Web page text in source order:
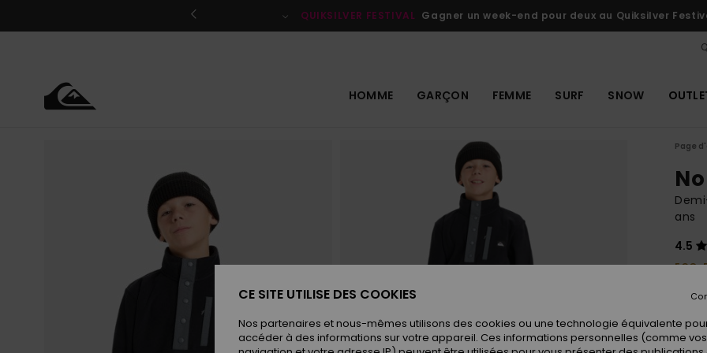
le
QUIKSILVER FESTIVAL Gagner un week-end pour deux au Quiksilver
HOMME GARÇON FEMME SURF SNOW
Page
ans
4.5
ECO-
CE SITE UTILISE DES COOKIES
Nos partenaires et nous-mêmes utilisons des cookies ou une technologie équivalente
accéder à des informations sur votre appareil. Ces informations personnelles (comme